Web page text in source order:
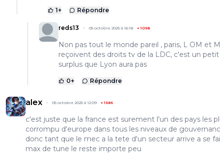
1+ Répondre
reds13 05 octobre 2025 à 16:18 +1098
Non pas tout le monde pareil , paris, L OM et
reçoivent des droits tv de la LDC, c'est un petit
surplus que Lyon aura pas
0+ Répondre
alex 05 octobre 2025 à 12:09 +1686
c'est juste que la france est surement l'un des pays les
corrompu d'europe dans tous les niveaux de
donc tant que le mec a la tete d'un secteur arrive a se
max de tune le reste importe peu